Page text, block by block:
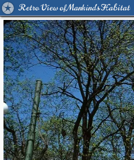
Retro View of Mankind's Habitat